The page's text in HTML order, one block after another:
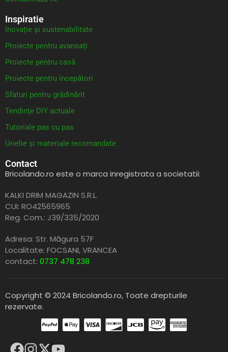
Inspiratie
Inovație și sustenabilitate
Proiecte pentru avansați
Proiecte pentru casă
Proiecte pentru începători
Sfaturi pentru grădinărit
Tendințe DIY actuale
Tutoriale pas cu pas
Unelte și materiale recomandate
Contact
Bricolando.ro este o marca inregistrata a societatii:
KALKI DRIM MAGAZIN S.R.L.
CUI: RO42565965
Reg. Com.: J39/335/2020
Adresa: Str. Măgura 57F
Localitate: FOCSANI,VRANCEA
contact: 0737 478 238
Copyright © 2024 Bricolando.ro, Toate drepturile
rezervate.